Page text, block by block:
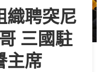
織聘突尼
三國駐
主席